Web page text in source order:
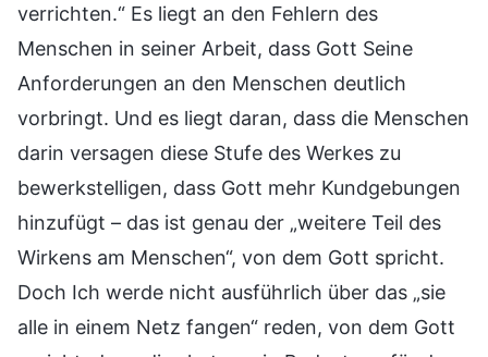
verrichten.“ Es liegt an den Fehlern des
Menschen in seiner Arbeit, dass Gott Seine
Anforderungen an den Menschen deutlich
vorbringt. Und es liegt daran, dass die Menschen
darin versagen diese Stufe des Werkes zu
bewerkstelligen, dass Gott mehr Kundgebungen
hinzufügt – das ist genau der „weitere Teil des
Wirkens am Menschen“, von dem Gott spricht.
Doch Ich werde nicht ausführlich über das „sie
alle in einem Netz fangen“ reden, von dem Gott